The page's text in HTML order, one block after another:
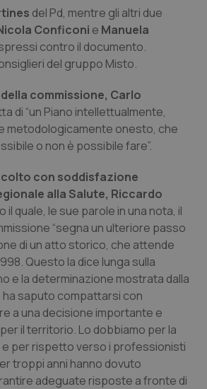
di Bolzano
di Trento
& Scompenso
& Rettocolite Ulcerosa
& patologie neurodegenerative
del Pd, mentre gli altri due
Conficoni e Manuela
contro il documento.
del gruppo Misto.
commissione, Carlo
di “un Piano intellettualmente,
metodologicamente onesto, che
o non è possibile fare”.
con soddisfazione
alla Salute, Riccardo
il quale, le sue parole in una nota, il
“segna un ulteriore passo
di un atto storico, che attende
Questo la dice lunga sulla
e la determinazione mostrata dalla
saputo compattarsi con
a una decisione importante e
il territorio. Lo dobbiamo per la
e per rispetto verso i professionisti
troppi anni hanno dovuto
adeguate risposte a fronte di